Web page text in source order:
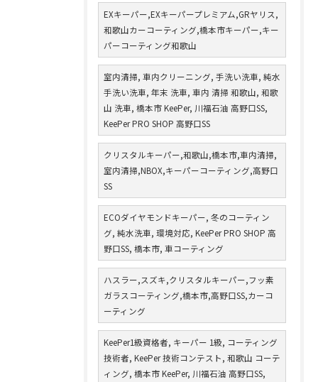
EXキーパー,EXキーパープレミアム,GRヤリス,
和歌山カーコーティング,橋本市キーパー,キー
パーコーティング和歌山
室内清掃, 車内クリーニング, 手洗い洗車, 純水
手洗い洗車, 年末 洗車, 車内 清掃 和歌山, 和歌
山 洗車, 橋本市 KeePer, 川福石油 高野口SS,
KeePer PRO SHOP 高野口SS
クリスタルキーパー,和歌山,橋本市,車内清掃,
室内清掃,NBOX,キーパーコーティング,高野口
SS
ECOダイヤモンドキーパー, 冬のコーティン
グ, 純水洗車, 環境対応, KeePer PRO SHOP 高
野口SS, 橋本市, 車コーティング
ハスラー,スズキ,クリスタルキーパー,フッ素
ガラスコーティング,橋本市,高野口SS,カーコ
ーティング
KeePer1級資格者, キーパー 1級, コーティング
技術者, KeePer 技術コンテスト, 和歌山 コーテ
ィング, 橋本市 KeePer, 川福石油 高野口SS,